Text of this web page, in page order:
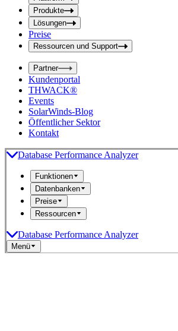
f
e
l
d
e
i
n
g
a
b
e
Produkte
Lösungen
Preise
Ressourcen und Support
Partner
Kundenportal
THWACK®
Events
SolarWinds-Blog
Öffentlicher Sektor
Kontakt
Database Performance Analyzer
Funktionen
Datenbanken
Preise
Ressourcen
Database Performance Analyzer
Menü